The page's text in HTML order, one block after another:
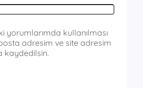
yorumlarımda kullanılması
adresim ve site adresim
kaydedilsin.